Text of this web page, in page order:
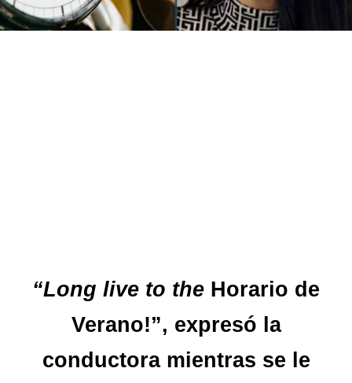
“Long live to the Horario de
Verano!”, expresó la
conductora mientras se le